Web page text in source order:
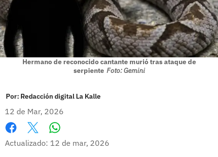
Hermano de reconocido cantante murió tras ataque de
serpiente Foto: Gemini
Por: Redacción digital La Kalle
12 de Mar, 2026
Facebook
X
Actualizado: 12 de mar, 2026